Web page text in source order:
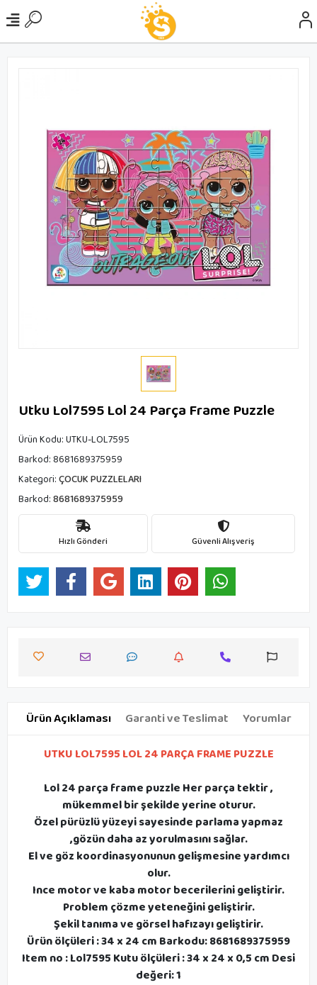
Utku Lol7595 Lol 24 Parça Frame Puzzle
Ürün Kodu:UTKU-LOL7595
Barkod:8681689375959
Kategori:ÇOCUK PUZZLELARI
Barkod:8681689375959
Hızlı Gönderi Güvenli Alışveriş
Ürün Açıklaması Garanti ve Teslimat Yorumlar
UTKU LOL7595 LOL 24 PARÇA FRAME PUZZLE
Lol 24 parça frame puzzle Her parça tektir ,
mükemmel bir şekilde yerine oturur.
Özel pürüzlü yüzeyi sayesinde parlama yapmaz
,gözün daha az yorulmasını sağlar.
El ve göz koordinasyonunun gelişmesine yardımcı
olur.
Ince motor ve kaba motor becerilerini geliştirir.
Problem çözme yeteneğini geliştirir.
Şekil tanıma ve görsel hafızayı geliştirir.
Ürün ölçüleri : 34 x 24 cm Barkodu: 8681689375959
Item no : Lol7595 Kutu ölçüleri : 34 x 24 x 0,5 cm Desi
değeri: 1